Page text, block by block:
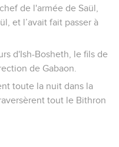
de l'armée de Saül,
et l’avait fait passer à
d'Ish-Bosheth, le fils de
de Gabaon.
toute la nuit dans la
tout le Bithron